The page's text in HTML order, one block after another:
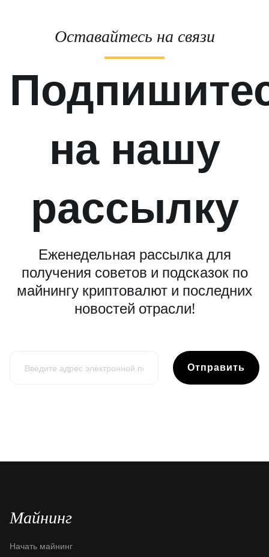
Оставайтесь на связи
на нашу
рассылку
Еженедельная рассылка для
получения советов и подсказок по
майнингу криптовалют и последних
новостей отрасли!
Отправить
Майнинг
Начать майнинг